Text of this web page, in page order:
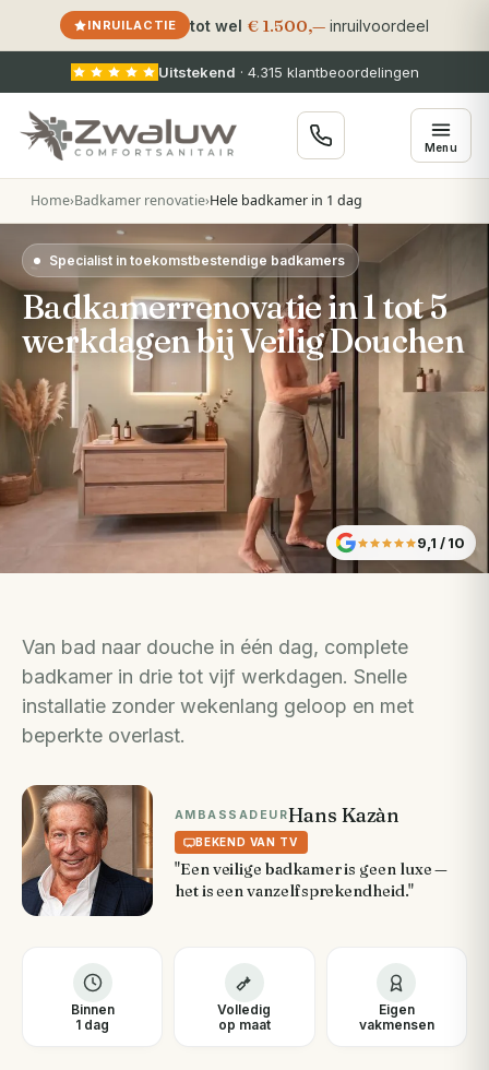
INRUILACTIE tot wel € 1.500,— inruilvoordeel
Uitstekend · 4.315 klantbeoordelingen
Menu
Home›Badkamer renovatie›Hele badkamer in 1 dag
Specialist in toekomstbestendige badkamers
Badkamerrenovatie in 1 tot 5
werkdagen bij Veilig Douchen
9,1 / 10
Van bad naar douche in één dag, complete
badkamer in drie tot vijf werkdagen. Snelle
installatie zonder wekenlang geloop en met
beperkte overlast.
AMBASSADEURHans Kazàn
BEKEND VAN TV
"Een veilige badkamer is geen luxe —
het is een vanzelfsprekendheid."
Binnen
1 dag
Volledig
op maat
Eigen
vakmensen